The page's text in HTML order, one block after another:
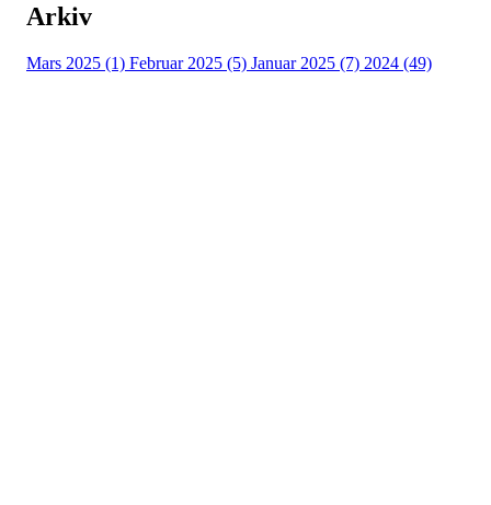
Arkiv
Mars 2025 (1) Februar 2025 (5) Januar 2025 (7) 2024 (49)